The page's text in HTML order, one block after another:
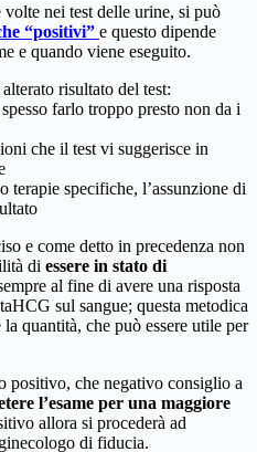
nei test delle urine, si può
“positivi” e questo dipende
e quando viene eseguito.
risultato del test:
farlo troppo presto non da i
che il test vi suggerisce in
terapie specifiche, l’assunzione di
e come detto in precedenza non
di essere in stato di
al fine di avere una risposta
sul sangue; questa metodica
quantità, che può essere utile per
positivo, che negativo consiglio a
l’esame per una maggiore
allora si procederà ad
di fiducia.